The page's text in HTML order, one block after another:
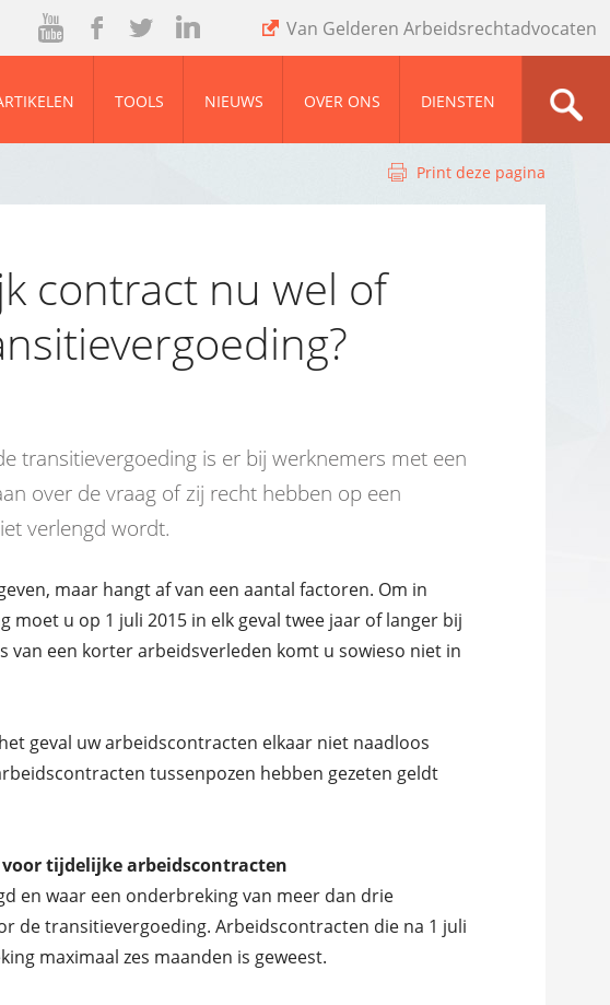
ou
be
ac
k
wit
ink
Van Gelderen Arbeidsrechtadvocaten
TOOLS NIEUWS OVER ONS DIENSTEN
Print deze pagina
contract nu wel of
transitievergoeding is er bij werknemers met een
over de vraag of zij recht hebben op een
verlengd wordt.
maar hangt af van een aantal factoren. Om in
u op 1 juli 2015 in elk geval twee jaar of langer bij
van een korter arbeidsverleden komt u sowieso niet in
geval uw arbeidscontracten elkaar niet naadloos
tussenpozen hebben gezeten geldt
tijdelijke arbeidscontracten
en waar een onderbreking van meer dan drie
de transitievergoeding. Arbeidscontracten die na 1 juli
maximaal zes maanden is geweest.